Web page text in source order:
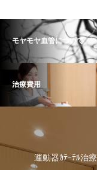
モヤモヤ血管について
治療費用
運動器ｶﾃｰﾃﾙ治療